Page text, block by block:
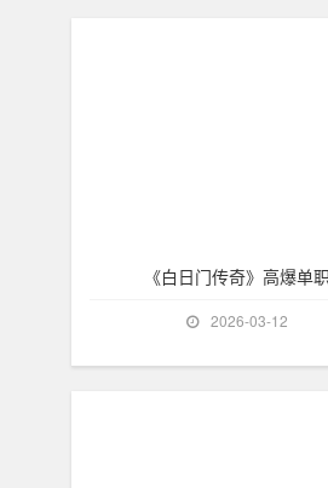
《白日门传奇》高爆单
2026-03-12